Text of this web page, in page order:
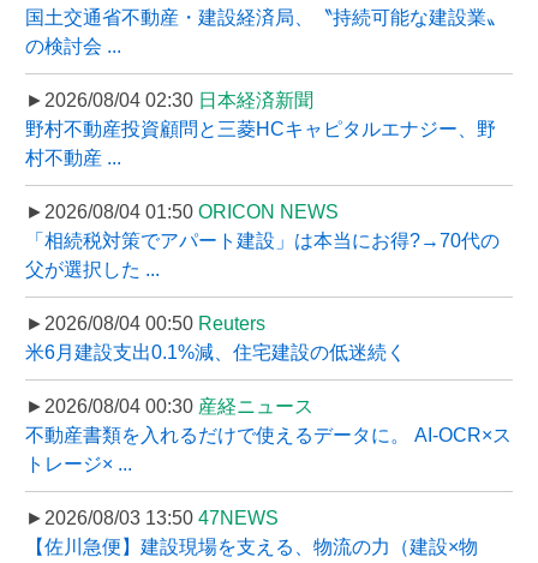
国土交通省不動産・建設経済局、〝持続可能な建設業〟
の検討会 ...
►2026/08/04 02:30 日本経済新聞
野村不動産投資顧問と三菱HCキャピタルエナジー、野
村不動産 ...
►2026/08/04 01:50 ORICON NEWS
「相続税対策でアパート建設」は本当にお得?→70代の
父が選択した ...
►2026/08/04 00:50 Reuters
米6月建設支出0.1%減、住宅建設の低迷続く
►2026/08/04 00:30 産経ニュース
不動産書類を入れるだけで使えるデータに。 AI-OCR×ス
トレージ× ...
►2026/08/03 13:50 47NEWS
【佐川急便】建設現場を支える、物流の力（建設×物